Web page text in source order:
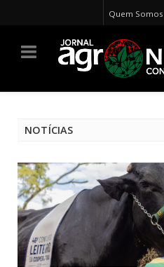
Quem Somos
NOTÍCIAS